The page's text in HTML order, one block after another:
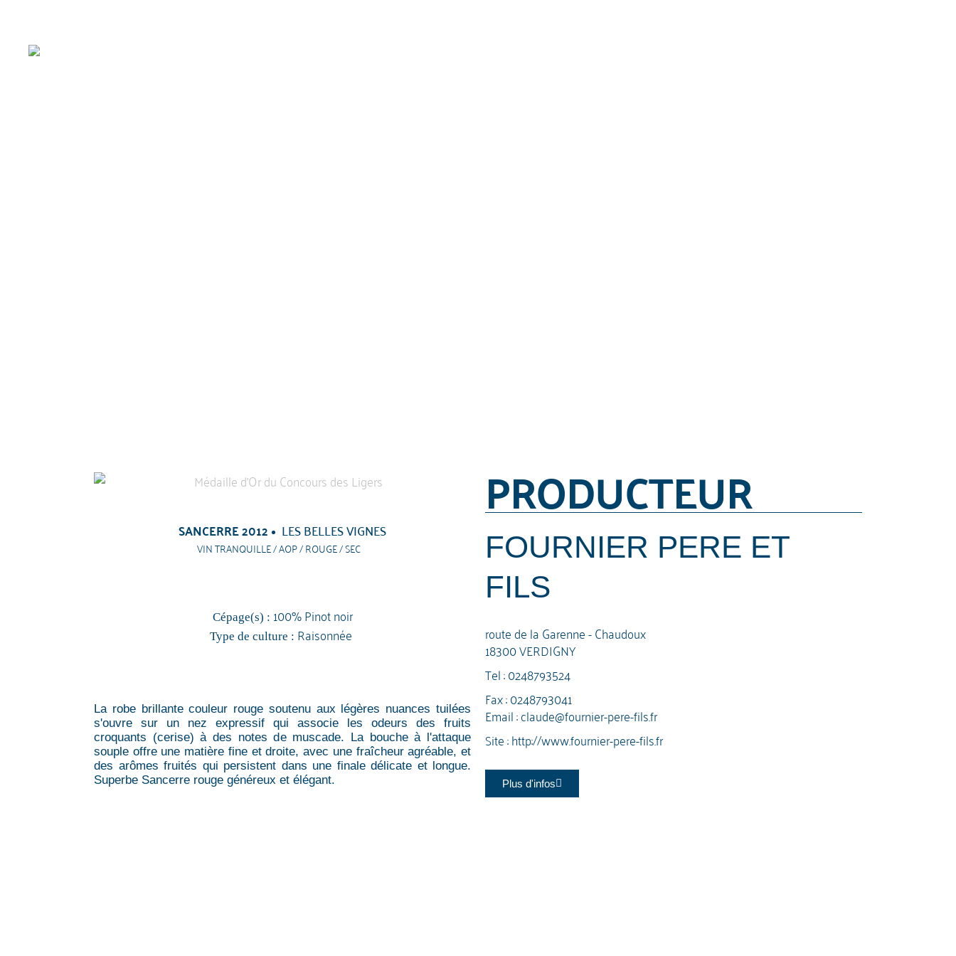
SANCERRE 2012 LES BELLES VIGNES
VIN TRANQUILLE / AOP / ROUGE / SEC
Cépage(s) : 100% Pinot noir
Type de culture : Raisonnée
La robe brillante couleur rouge soutenu aux légères nuances tuilées
s'ouvre sur un nez expressif qui associe les odeurs des fruits
croquants (cerise) à des notes de muscade. La bouche à l'attaque
souple offre une matière fine et droite, avec une fraîcheur agréable, et
des arômes fruités qui persistent dans une finale délicate et longue.
Superbe Sancerre rouge généreux et élégant.
PRODUCTEUR
FOURNIER PERE ET
FILS
route de la Garenne - Chaudoux
18300 VERDIGNY
Tel :0248793524
Fax : 0248793041
Email :claude@fournier-pere-fils.fr
Site :http://www.fournier-pere-fils.fr
Plus d'infos